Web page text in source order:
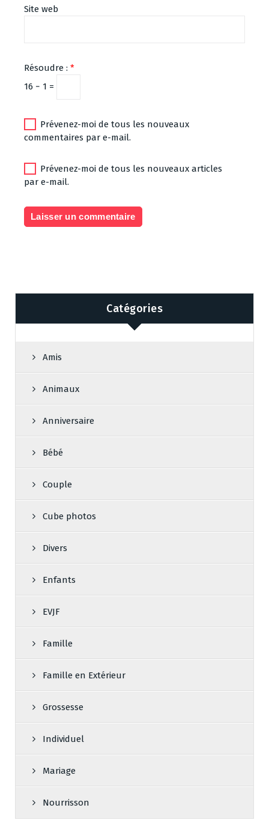
Site web
Résoudre : *
16 − 1 =
Prévenez-moi de tous les nouveaux
commentaires par e-mail.
Prévenez-moi de tous les nouveaux articles
par e-mail.
Catégories
Amis
Animaux
Anniversaire
Bébé
Couple
Cube photos
Divers
Enfants
EVJF
Famille
Famille en Extérieur
Grossesse
Individuel
Mariage
Nourrisson